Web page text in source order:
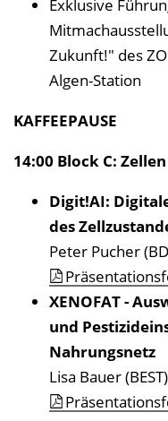
Exklusive
Zukunft!" des
Algen-Station
KAFFEEPAUSE
14:00 Block C:
Digit!AI:
des
Peter Pucher
XENOFAT -
und
Nahrungsnetz
Lisa Bauer (BEST)